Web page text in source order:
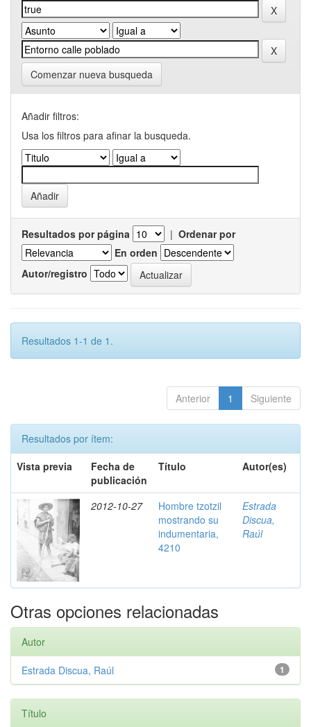
Comenzar nueva busqueda
Añadir filtros:
Usa los filtros para afinar la busqueda.
Resultados por página | Ordenar por
En orden
Autor/registro
Resultados 1-1 de 1.
Anterior 1 Siguiente
Resultados por ítem:
Vista previa
Fecha de
publicación
Título Autor(es)
2012-10-27
Hombre tzotzil
mostrando su
indumentaria,
4210
Estrada
Discua,
Raúl
Otras opciones relacionadas
Autor
1
Estrada Discua, Raúl
Título